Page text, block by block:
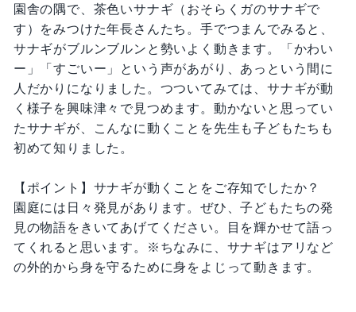
園舎の隅で、茶色いサナギ（おそらくガのサナギで
す）をみつけた年長さんたち。手でつまんでみると、
サナギがブルンブルンと勢いよく動きます。「かわい
ー」「すごいー」という声があがり、あっという間に
人だかりになりました。つついてみては、サナギが動
く様子を興味津々で見つめます。動かないと思ってい
たサナギが、こんなに動くことを先生も子どもたちも
初めて知りました。
【ポイント】サナギが動くことをご存知でしたか？
園庭には日々発見があります。ぜひ、子どもたちの発
見の物語をきいてあげてください。目を輝かせて語っ
てくれると思います。※ちなみに、サナギはアリなど
の外的から身を守るために身をよじって動きます。